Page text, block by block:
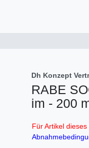
Dh Konzept
RABE
im - 200
Für Artikel